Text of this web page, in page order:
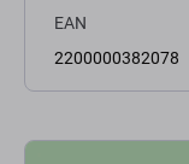
EAN
2200000382078